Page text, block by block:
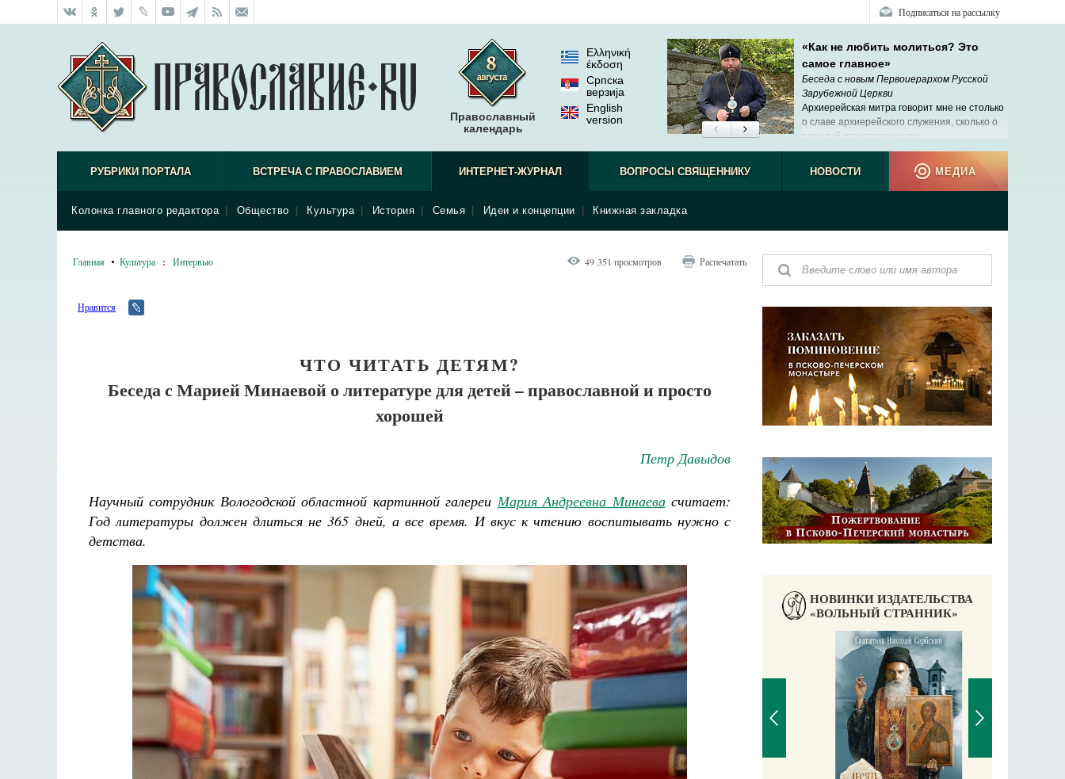
Подписаться на рассылку
Православный
календарь
Ελληνική
έκδοση
Српска
верзиjа
English
version
«Как не любить молиться? Это
самое главное»
Беседа с новым Первоиерархом Русской
Зарубежной Церкви
Архиерейская митра говорит мне не столько
о славе архиерейского служения, сколько о
тяжелой ответственности.
РУБРИКИ ПОРТАЛА ВСТРЕЧА С ПРАВОСЛАВИЕМ ИНТЕРНЕТ-ЖУРНАЛ
Колонка главного редактора Общество Культура История Семья Идеи и концепции Книжная закладка
ВОПРОСЫ СВЯЩЕННИКУ НОВОСТИ МЕДИА
Главная Культура : Интервью 49 351 просмотров Распечатать
Нравится
ЧТО ЧИТАТЬ ДЕТЯМ?
Беседа с Марией Минаевой о литературе для детей – православной и просто
хорошей
Петр Давыдов
Научный сотрудник Вологодской областной картинной галереи Мария Андреевна Минаевасчитает:
Год литературы должен длиться не 365 дней, а все время. И вкус к чтению воспитывать нужно с
детства.
НОВИНКИ ИЗДАТЕЛЬСТВА
«ВОЛЬНЫЙ СТРАННИК»